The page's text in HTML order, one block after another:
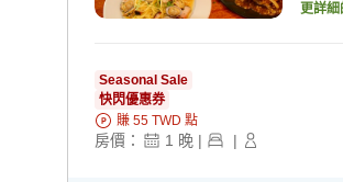
更詳細
Seasonal Sale
快閃優惠券
賺 55 TWD 點
房價： 1 晚 | |